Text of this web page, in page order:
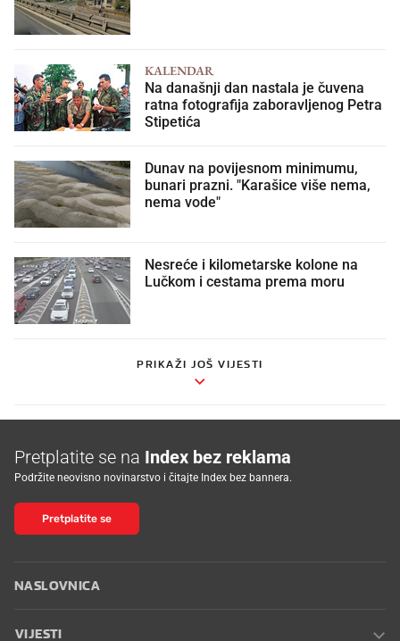
KALENDAR
Na današnji dan nastala je čuvena
ratna fotografija zaboravljenog Petra
Stipetića
Dunav na povijesnom minimumu,
bunari prazni. "Karašice više nema,
nema vode"
Nesreće i kilometarske kolone na
Lučkom i cestama prema moru
PRIKAŽI JOŠ VIJESTI
Pretplatite se na Index bez reklama
Podržite neovisno novinarstvo i čitajte Index bez bannera.
Pretplatite se
NASLOVNICA
VIJESTI